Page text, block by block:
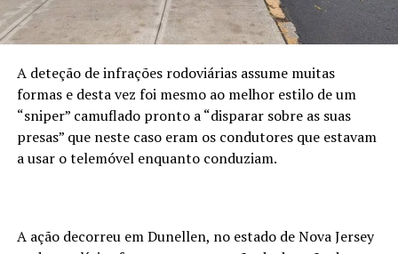
A deteção de infrações rodoviárias assume muitas
formas e desta vez foi mesmo ao melhor estilo de um
“sniper” camuflado pronto a “disparar sobre as suas
presas” que neste caso eram os condutores que estavam
a usar o telemóvel enquanto conduziam.
A ação decorreu em Dunellen, no estado de Nova Jersey